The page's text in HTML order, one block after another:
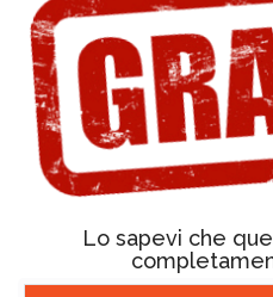
Lo sapevi che